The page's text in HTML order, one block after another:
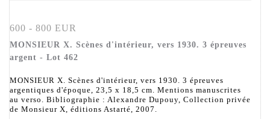
600 - 800 EUR
MONSIEUR X. Scènes d'intérieur, vers 1930. 3 épreuves
argent - Lot 462
MONSIEUR X. Scènes d'intérieur, vers 1930. 3 épreuves
argentiques d'époque, 23,5 x 18,5 cm. Mentions manuscrites
au verso. Bibliographie : Alexandre Dupouy, Collection privée
de Monsieur X, éditions Astarté, 2007.